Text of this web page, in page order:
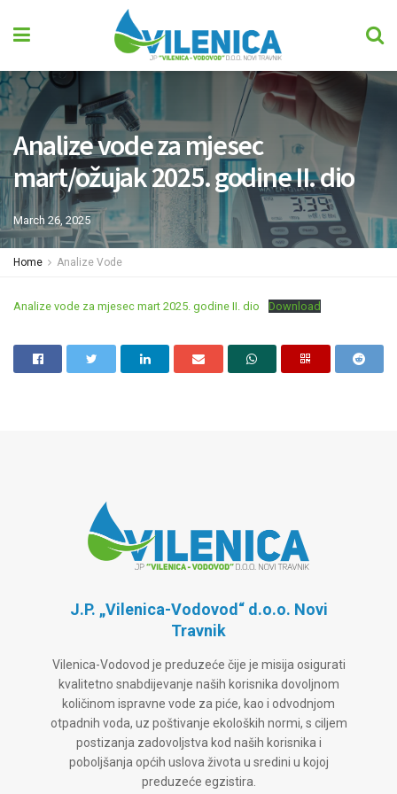
Analize vode za mjesec
mart/ožujak 2025. godine II. dio
March 26, 2025
Home Analize Vode
Analize vode za mjesec mart 2025. godine II. dio Download
J.P. „Vilenica-Vodovod“ d.o.o. Novi
Travnik
Vilenica-Vodovod je preduzeće čije je misija osigurati
kvalitetno snabdijevanje naših korisnika dovoljnom
količinom ispravne vode za piće, kao i odvodnjom
otpadnih voda, uz poštivanje ekoloških normi, s ciljem
postizanja zadovoljstva kod naših korisnika i
poboljšanja općih uslova života u sredini u kojoj
preduzeće egzistira.